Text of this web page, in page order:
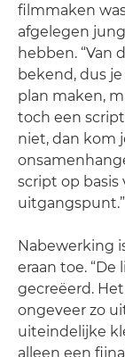
filmmaken
afgelegen
hebben. “Van
bekend, dus
plan maken,
toch een script
niet, dan kom
script op basis
uitgangspunt.”
Nabewerking
eraan toe.
gecreëerd.
ongeveer zo
uiteindelijke
alleen een